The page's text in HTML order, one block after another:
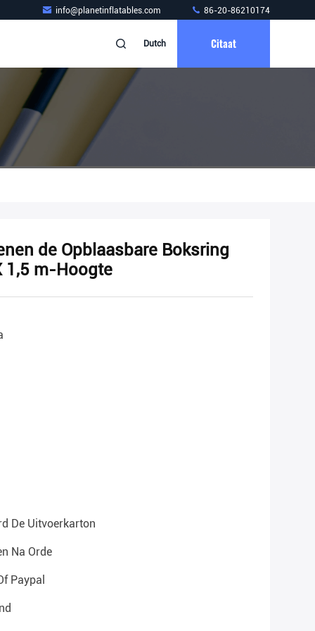
info@planetinflatables.com 86-20-86210174
Dutch Citaat
de Opblaasbare Boksring
1,5 m-Hoogte
De Uitvoerkarton
Na Orde
Paypal